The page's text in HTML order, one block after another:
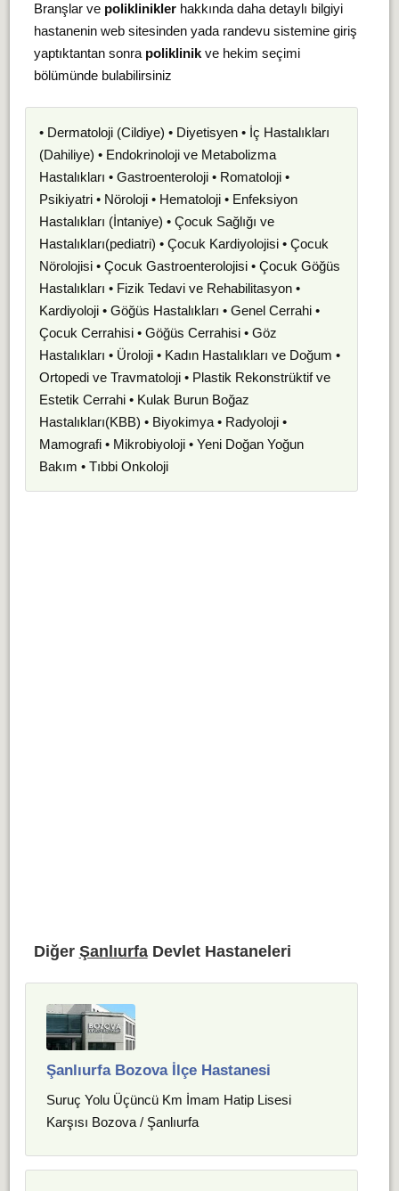
Branşlar ve polikliniklerhakkında daha detaylı bilgiyi
hastanenin web sitesinden yada randevu sistemine giriş
yaptıktantan sonra poliklinikve hekim seçimi
bölümünde bulabilirsiniz
• Dermatoloji (Cildiye) • Diyetisyen • İç Hastalıkları
(Dahiliye) • Endokrinoloji ve Metabolizma
Hastalıkları • Gastroenteroloji • Romatoloji •
Psikiyatri • Nöroloji • Hematoloji • Enfeksiyon
Hastalıkları (İntaniye) • Çocuk Sağlığı ve
Hastalıkları(pediatri) • Çocuk Kardiyolojisi • Çocuk
Nörolojisi • Çocuk Gastroenterolojisi • Çocuk Göğüs
Hastalıkları • Fizik Tedavi ve Rehabilitasyon •
Kardiyoloji • Göğüs Hastalıkları • Genel Cerrahi •
Çocuk Cerrahisi • Göğüs Cerrahisi • Göz
Hastalıkları • Üroloji • Kadın Hastalıkları ve Doğum •
Ortopedi ve Travmatoloji • Plastik Rekonstrüktif ve
Estetik Cerrahi • Kulak Burun Boğaz
Hastalıkları(KBB) • Biyokimya • Radyoloji •
Mamografi • Mikrobiyoloji • Yeni Doğan Yoğun
Bakım • Tıbbi Onkoloji
Diğer ŞanlıurfaDevlet Hastaneleri
Şanlıurfa Bozova İlçe Hastanesi
Suruç Yolu Üçüncü Km İmam Hatip Lisesi
Karşısı Bozova / Şanlıurfa